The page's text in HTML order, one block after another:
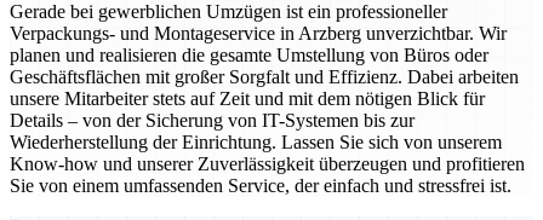
Gerade bei gewerblichen Umzügen ist ein professioneller
Verpackungs- und Montageservice in Arzberg unverzichtbar. Wir
planen und realisieren die gesamte Umstellung von Büros oder
Geschäftsflächen mit großer Sorgfalt und Effizienz. Dabei arbeiten
unsere Mitarbeiter stets auf Zeit und mit dem nötigen Blick für
Details – von der Sicherung von IT-Systemen bis zur
Wiederherstellung der Einrichtung. Lassen Sie sich von unserem
Know-how und unserer Zuverlässigkeit überzeugen und profitieren
Sie von einem umfassenden Service, der einfach und stressfrei ist.